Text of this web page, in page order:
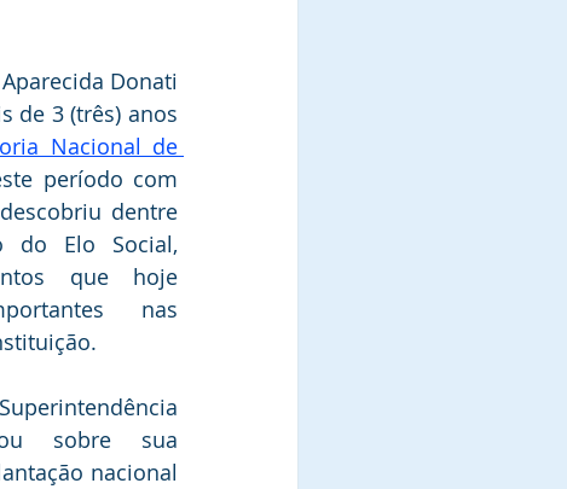
Donati
de 3 (três) anos
Nacional de
período com
dentre
do Elo Social,
que hoje
nas
sobre sua
nacional